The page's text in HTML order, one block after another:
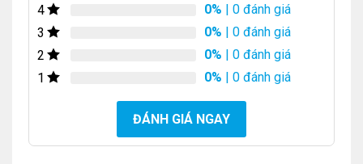
4
0% | 0 đánh giá
3
0% | 0 đánh giá
2
0% | 0 đánh giá
1
0% | 0 đánh giá
ĐÁNH GIÁ NGAY